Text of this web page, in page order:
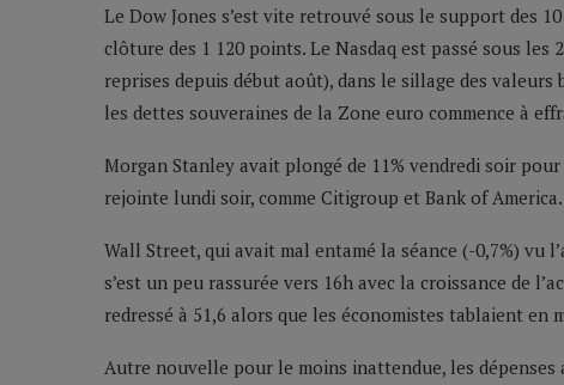
Le Dow Jones s’est vite retrouvé sous le support des
clôture des 1 120 points. Le Nasdaq est passé sous
reprises depuis début août), dans le sillage des
les dettes souveraines de la Zone euro commence à
Morgan Stanley avait plongé de 11% vendredi soir
rejointe lundi soir, comme Citigroup et Bank of America.
Wall Street, qui avait mal entamé la séance (-0,7%) vu
s’est un peu rassurée vers 16h avec la croissance de
redressé à 51,6 alors que les économistes tablaient en
Autre nouvelle pour le moins inattendue, les